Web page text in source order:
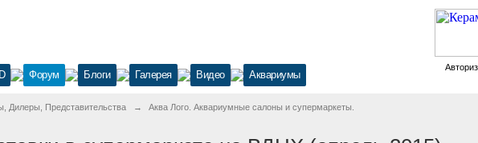
ID Форум Блоги Галерея Видео Аквариумы
Дилеры, Представительства → Аква Лого. Аквариумные салоны и супермаркеты.